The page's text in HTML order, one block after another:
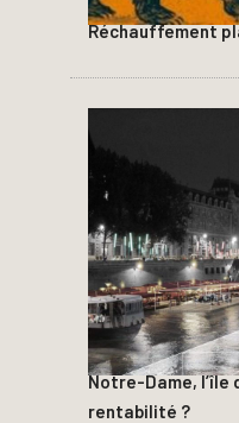
Réchauffement
Notre-Dame, l’île
rentabilité ?